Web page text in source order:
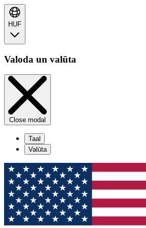
HUF
Valoda un valūta
Close modal
Taal
Valūta